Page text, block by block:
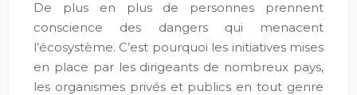
De plus en plus de personnes prennent
conscience des dangers qui menacent
l’écosystème. C’est pourquoi les initiatives mises
en place par les dirigeants de nombreux pays,
les organismes privés et publics en tout genre